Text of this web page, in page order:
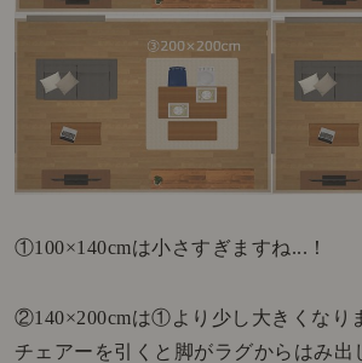
①100×140cmは小さすぎますね...！
②140×200cmは①より少し大きくなり
チェアーを引くと脚がラグからはみ出